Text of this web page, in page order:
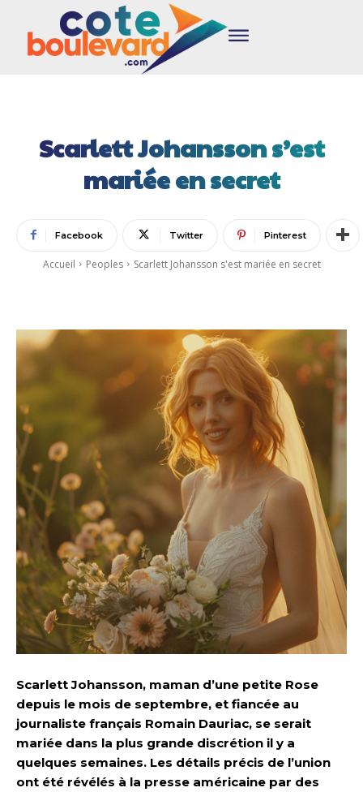
Scarlett Johansson s’est
mariée en secret
Facebook Twitter Pinterest
Accueil Peoples Scarlett Johansson s'est mariée en secret
Scarlett Johansson, maman d’une petite Rose
depuis le mois de septembre, et fiancée au
journaliste français Romain Dauriac, se serait
mariée dans la plus grande discrétion il y a
quelques semaines. Les détails précis de l’union
ont été révélés à la presse américaine par des